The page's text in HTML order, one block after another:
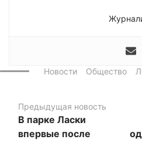
Новости Общество
Предыдущая новость
В парке Ласки
впервые после